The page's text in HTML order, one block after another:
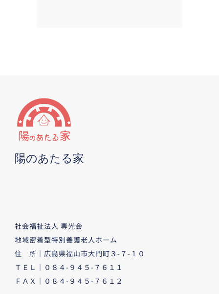
陽のあたる家
社会福祉法人 専光会
地域密着型特別養護老人ホーム
住 所｜広島県福山市大門町３-７-１０
ＴＥＬ｜０８４-９４５-７６１１
ＦＡＸ｜０８４-９４５-７６１２